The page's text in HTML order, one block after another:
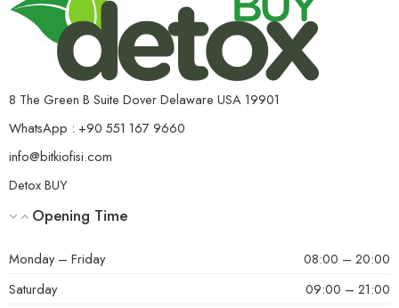
8 The Green B Suite Dover Delaware USA 19901
WhatsApp : +90 551 167 9660
info@bitkiofisi.com
Detox BUY
Opening Time
Monday – Friday
08:00 – 20:00
Saturday
09:00 – 21:00